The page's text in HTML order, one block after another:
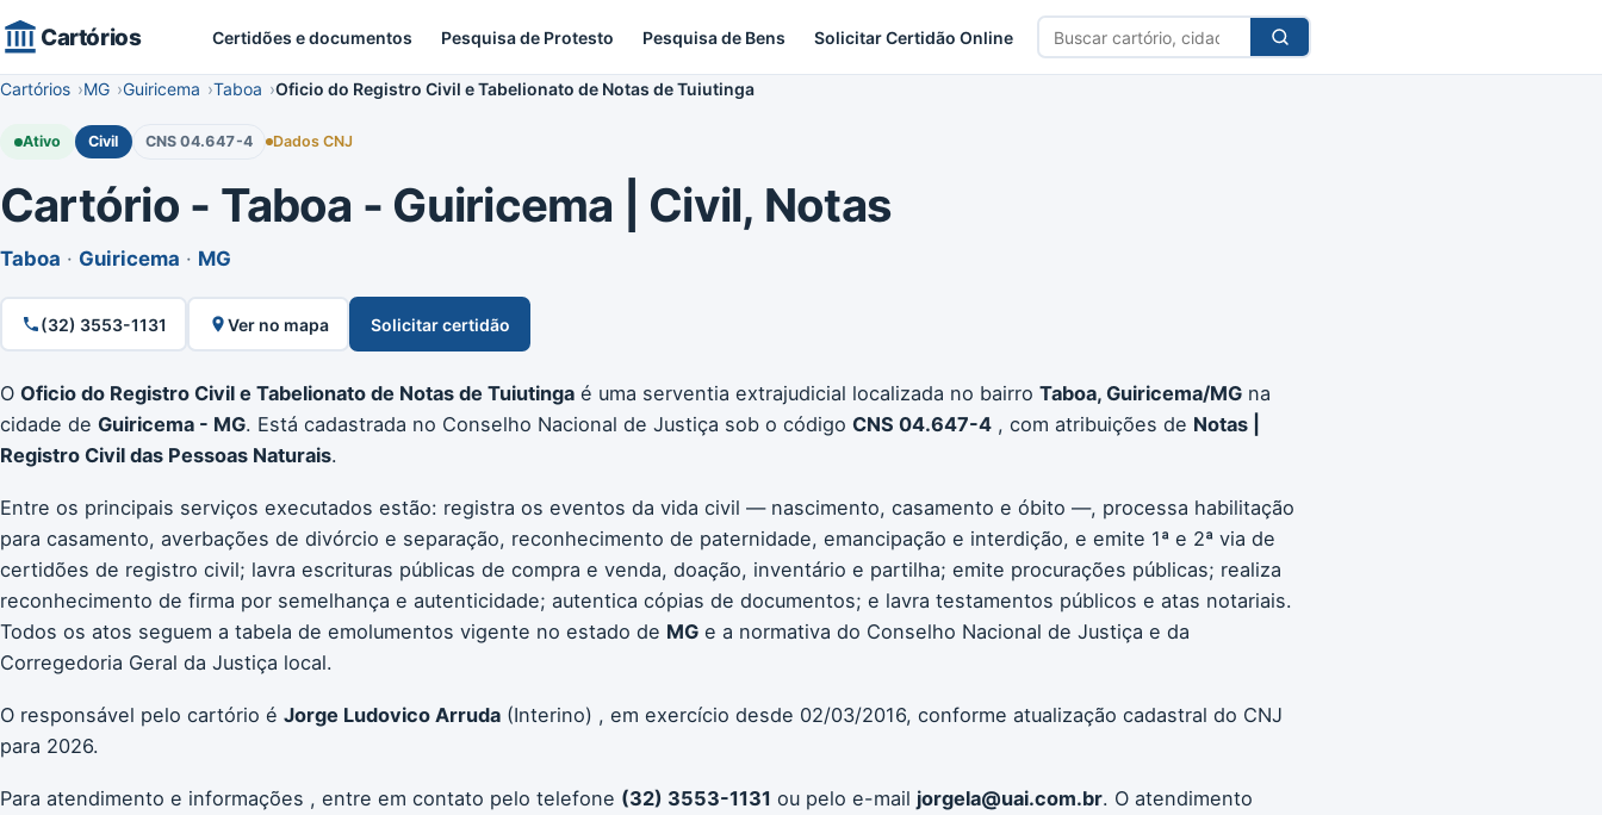
Cartórios Certidões e documentos Pesquisa de Protesto Pesquisa de Bens Solicitar Certidão Online
Buscar
cartório
Cartórios MG Guiricema Taboa Oficio do Registro Civil e Tabelionato de Notas de Tuiutinga
Ativo Civil CNS 04.647-4 Dados CNJ
Cartório - Taboa - Guiricema | Civil, Notas
Taboa · Guiricema · MG
(32) 3553-1131 Ver no mapa Solicitar certidão
O Oficio do Registro Civil e Tabelionato de Notas de Tuiutinga é uma serventia extrajudicial localizada no bairro Taboa, Guiricema/MG na
cidade de Guiricema - MG. Está cadastrada no Conselho Nacional de Justiça sob o código CNS 04.647-4 , com atribuições de Notas |
Registro Civil das Pessoas Naturais.
Entre os principais serviços executados estão: registra os eventos da vida civil — nascimento, casamento e óbito —, processa habilitação
para casamento, averbações de divórcio e separação, reconhecimento de paternidade, emancipação e interdição, e emite 1ª e 2ª via de
certidões de registro civil; lavra escrituras públicas de compra e venda, doação, inventário e partilha; emite procurações públicas; realiza
reconhecimento de firma por semelhança e autenticidade; autentica cópias de documentos; e lavra testamentos públicos e atas notariais.
Todos os atos seguem a tabela de emolumentos vigente no estado de MG e a normativa do Conselho Nacional de Justiça e da
Corregedoria Geral da Justiça local.
O responsável pelo cartório é Jorge Ludovico Arruda (Interino) , em exercício desde 02/03/2016, conforme atualização cadastral do CNJ
para 2026.
Para atendimento e informações , entre em contato pelo telefone (32) 3553-1131 ou pelo e-mail jorgela@uai.com.br. O atendimento